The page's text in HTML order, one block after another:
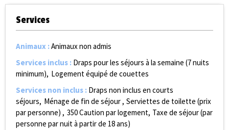
Services
Animaux :Animaux non admis
Services inclus : Draps pour les séjours à la semaine (7 nuits
minimum) Logement équipé de couettes
Services non inclus : Draps non inclus en courts
séjours Ménage de fin de séjour
Serviettes de toilette (prix
par personne)
350Caution par logement Taxe de séjour (par
personne par nuit à partir de 18 ans)